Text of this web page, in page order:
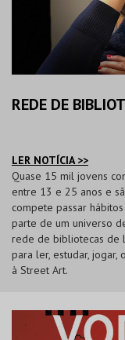
REDE DE
LER NOTÍCIA >>
Quase 15 mil jovens
entre 13 e 25 anos e
compete passar
parte de um universo
rede de bibliotecas de
para ler, estudar, jogar,
à Street Art.